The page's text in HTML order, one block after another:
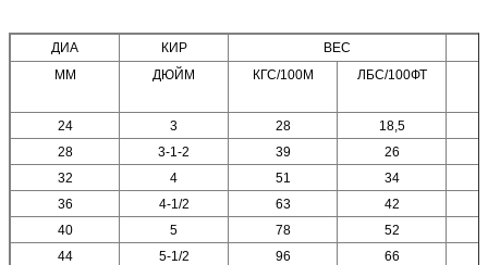
ДИА КИР
ВЕС
ММ
ДЮЙМ КГС/100М ЛБС/100ФТ
24 3 28 18,5
28
3-1-2 39 26
32
4 51 34
36
4-1/2 63 42
40
5 78 52
44
5-1/2 96 66